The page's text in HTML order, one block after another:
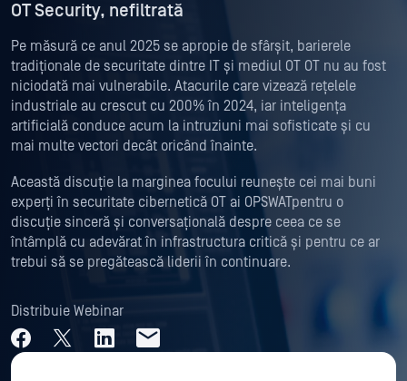
OT Security, nefiltrată
Pe măsură ce anul 2025 se apropie de sfârșit, barierele
tradiționale de securitate dintre IT și mediul OT OT nu au fost
niciodată mai vulnerabile. Atacurile care vizează rețelele
industriale au crescut cu 200% în 2024, iar inteligența
artificială conduce acum la intruziuni mai sofisticate și cu
mai multe vectori decât oricând înainte.
Această discuție la marginea focului reunește cei mai buni
experți în securitate cibernetică OT ai OPSWATpentru o
discuție sinceră și conversațională despre ceea ce se
întâmplă cu adevărat în infrastructura critică și pentru ce ar
trebui să se pregătească liderii în continuare.
Distribuie Webinar